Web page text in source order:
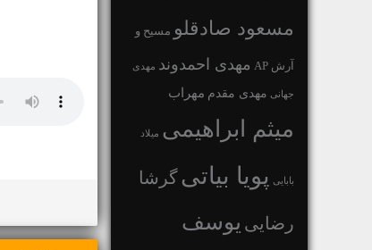
مسعود صادقلو مسیح و
آرش AP مهدی احمدوند مهدی
جهانی مهدی مقدم مهراب
میثم ابراهیمی میلاد
بابایی پویا بیاتیگرشا
رضایی یوسف